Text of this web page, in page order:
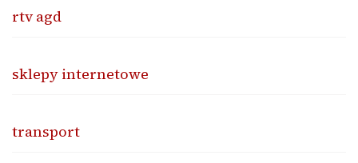
rtv agd
sklepy internetowe
transport